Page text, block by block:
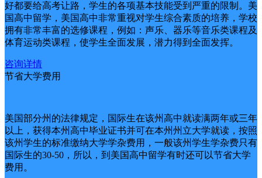
好都要给高考让路，学生的各项基本技能受到严重的限制。美
国高中留学，美国高中非常重视对学生综合素质的培养，学校
拥有非常丰富的选修课程，例如：声乐、器乐等音乐类课程及
体育运动类课程，使学生全面发展，潜力得到全面发挥。
咨询详情
节省大学费用
美国部分州的法律规定，国际生在该州高中就读满两年或三年
以上，获得本州高中毕业证书并可在本州州立大学就读，按照
该州学生的标准缴纳大学学杂费用，一般该州学生学杂费只有
国际生的30-50，所以，到美国高中留学有时还可以节省大学
费用。